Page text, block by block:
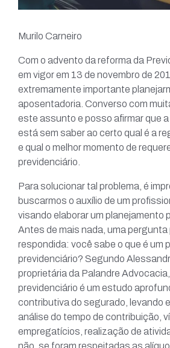
Murilo Carneiro
Com o advento da reforma da
em vigor em 13 de novembro de
extremamente importante
aposentadoria. Converso com
este assunto e posso afirmar que a
está sem saber ao certo qual é a
e qual o melhor momento de
previdenciário.
Para solucionar tal problema, é
buscarmos o auxílio de um
visando elaborar um planejamento
Antes de mais nada, uma
respondida: você sabe o que é um
previdenciário? Segundo
proprietária da Palandre
previdenciário é um estudo
contributiva do segurado, levando
análise do tempo de contribuição,
empregatícios, realização de